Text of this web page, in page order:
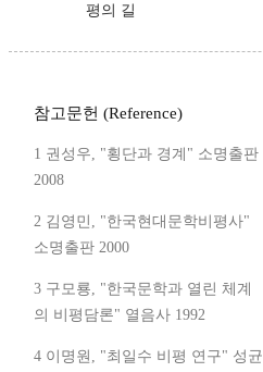
평의 길
참고문헌 (Reference)
1 권성우, "횡단과 경계" 소명출판
2008
2 김영민, "한국현대문학비평사"
소명출판 2000
3 구모룡, "한국문학과 열린 체계
의 비평담론" 열음사 1992
4 이명원, "최일수 비평 연구" 성균